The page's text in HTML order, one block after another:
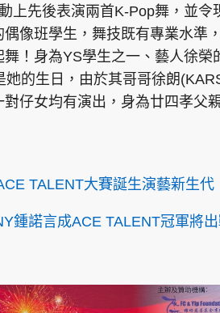
上先後表演兩首K-Pop舞，並令
像班學生，舞技既有專業水準
！身為YS學生之一、藝人徐榮
的生日，由於其哥哥徐朗
仔女均有演出，身為廿四孝父
TALENT大賽誕生演藝新生代
鍾諾言成ACE TALENT冠軍將出